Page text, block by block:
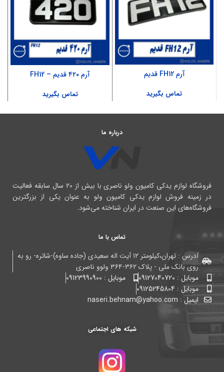
آرم FH12 قدیم
تماس بگیرید
آرم ۴۲۰ قدیم – FH12
تماس بگیرید
درباره ما
فروشگاه لوازم یدکی کامیون ولو ناصری با بیش از ۲۰ سال سابقه فعالیت
در زمینه فروش لوازم یدکی کامیون ولو به عنوان یکی از بزرگترین
فروشگاه‌های این صنعت در ایران شناخته می‌شود.
تماس با ما
آدرس : تهران،کیلومتر ۱۲ آیت اله سعیدی (جاده ساوه)-شاتره- رو به
روی بانک ملی - پلاک ۳۶۲-۳۶۴ ولوو ناصری
موبایل : 09127040720
موبایل : 09123990900
موبایل : 09125245804
ایمیل : naseri.behnam@yahoo.com
شبکه های اجتماعی